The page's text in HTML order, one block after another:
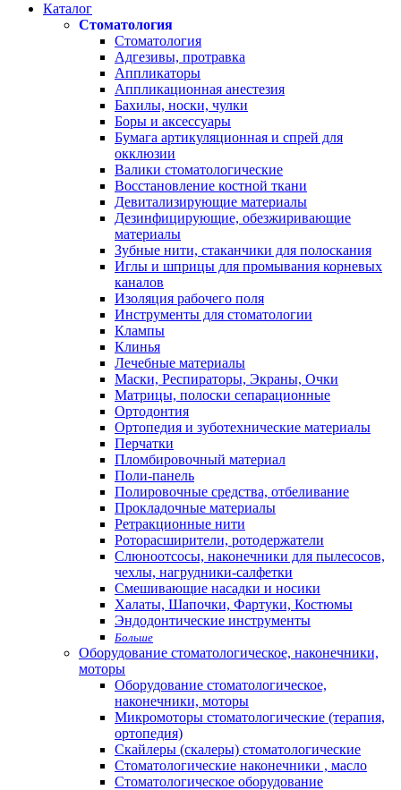
Каталог
Стоматология
Стоматология
Адгезивы, протравка
Аппликаторы
Аппликационная анестезия
Бахилы, носки, чулки
Боры и аксессуары
Бумага артикуляционная и спрей для
окклюзии
Валики стоматологические
Восстановление костной ткани
Девитализирующие материалы
Дезинфицирующие, обезжиривающие
материалы
Зубные нити, стаканчики для полоскания
Иглы и шприцы для промывания корневых
каналов
Изоляция рабочего поля
Инструменты для стоматологии
Клампы
Клинья
Лечебные материалы
Маски, Респираторы, Экраны, Очки
Матрицы, полоски сепарационные
Ортодонтия
Ортопедия и зуботехнические материалы
Перчатки
Пломбировочный материал
Поли-панель
Полировочные средства, отбеливание
Прокладочные материалы
Ретракционные нити
Роторасширители, ротодержатели
Слюноотсосы, наконечники для пылесосов,
чехлы, нагрудники-салфетки
Смешивающие насадки и носики
Халаты, Шапочки, Фартуки, Костюмы
Эндодонтические инструменты
Больше
Оборудование стоматологическое, наконечники,
моторы
Оборудование стоматологическое,
наконечники, моторы
Микромоторы стоматологические (терапия,
ортопедия)
Скайлеры (скалеры) стоматологические
Стоматологические наконечники , масло
Стоматологическое оборудование